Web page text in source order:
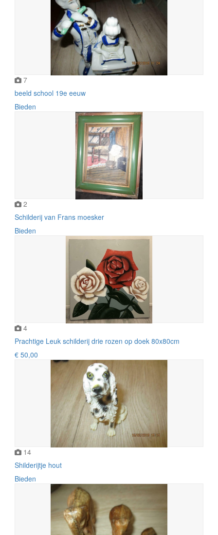
7
beeld school 19e eeuw
Bieden
2
Schilderij van Frans moesker
Bieden
4
Prachtige Leuk schilderij drie rozen op doek 80x80cm
€ 50,00
14
Shilderijtje hout
Bieden